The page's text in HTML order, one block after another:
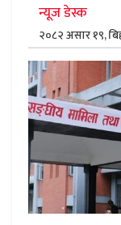
न्यूज डेस्क
२०८२ असार १९,